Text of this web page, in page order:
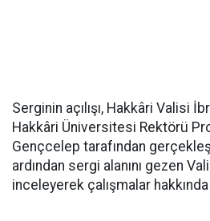
Serginin açılışı, Hakkâri Valisi
Hakkâri Üniversitesi Rektörü
Gençcelep tarafından
ardından sergi alanını gezen
inceleyerek çalışmalar hakkında